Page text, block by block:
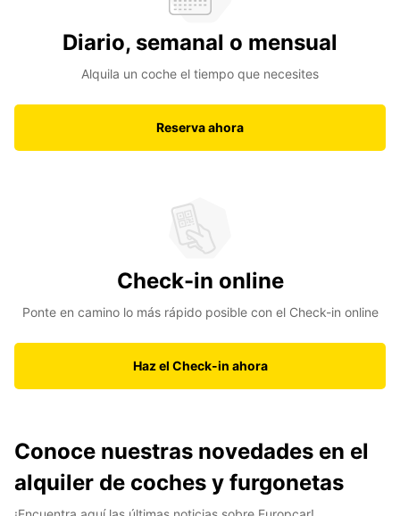
Diario, semanal o mensual
Alquila un coche el tiempo que necesites
Reserva ahora
Check-in online
Ponte en camino lo más rápido posible con el Check-in online
Haz el Check-in ahora
Conoce nuestras novedades en el
alquiler de coches y furgonetas